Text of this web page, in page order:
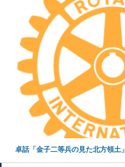
卓話「金子二等兵の見た北方領土」